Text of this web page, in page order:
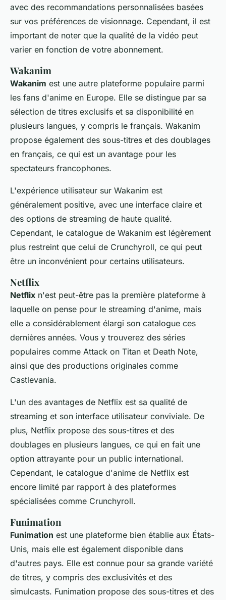
avec des recommandations personnalisées basées
sur vos préférences de visionnage. Cependant, il est
important de noter que la qualité de la vidéo peut
varier en fonction de votre abonnement.
Wakanim
Wakanim est une autre plateforme populaire parmi
les fans d'anime en Europe. Elle se distingue par sa
sélection de titres exclusifs et sa disponibilité en
plusieurs langues, y compris le français. Wakanim
propose également des sous-titres et des doublages
en français, ce qui est un avantage pour les
spectateurs francophones.
L'expérience utilisateur sur Wakanim est
généralement positive, avec une interface claire et
des options de streaming de haute qualité.
Cependant, le catalogue de Wakanim est légèrement
plus restreint que celui de Crunchyroll, ce qui peut
être un inconvénient pour certains utilisateurs.
Netflix
Netflix n'est peut-être pas la première plateforme à
laquelle on pense pour le streaming d'anime, mais
elle a considérablement élargi son catalogue ces
dernières années. Vous y trouverez des séries
populaires comme Attack on Titan et Death Note,
ainsi que des productions originales comme
Castlevania.
L'un des avantages de Netflix est sa qualité de
streaming et son interface utilisateur conviviale. De
plus, Netflix propose des sous-titres et des
doublages en plusieurs langues, ce qui en fait une
option attrayante pour un public international.
Cependant, le catalogue d'anime de Netflix est
encore limité par rapport à des plateformes
spécialisées comme Crunchyroll.
Funimation
Funimation est une plateforme bien établie aux États-
Unis, mais elle est également disponible dans
d'autres pays. Elle est connue pour sa grande variété
de titres, y compris des exclusivités et des
simulcasts. Funimation propose des sous-titres et des